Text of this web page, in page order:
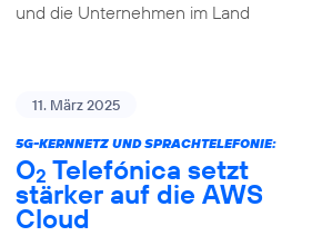
und die Unternehmen im Land
11. März 2025
5G-KERNNETZ UND SPRACHTELEFONIE:
O2 Telefónica setzt
stärker auf die AWS
Cloud